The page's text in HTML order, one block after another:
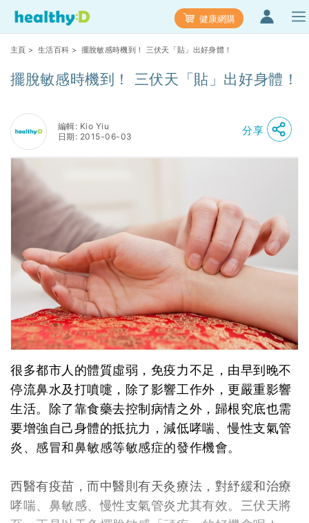
健康網購
主頁 > 生活百科 > 擺脫敏感時機到！ 三伏天「貼」出好身體！
擺脫敏感時機到！ 三伏天「貼」出好身體！
編輯: Kio Yiu
日期: 2015-06-03
分享
很多都市人的體質虛弱，免疫力不足，由早到晚不
停流鼻水及打噴嚏，除了影響工作外，更嚴重影響
生活。除了靠食藥去控制病情之外，歸根究底也需
要增強自己身體的抵抗力，減低哮喘、慢性支氣管
炎、感冒和鼻敏感等敏感症的發作機會。
西醫有疫苗，而中醫則有天灸療法，對紓緩和治療
哮喘、鼻敏感、慢性支氣管炎尤其有效。三伏天將